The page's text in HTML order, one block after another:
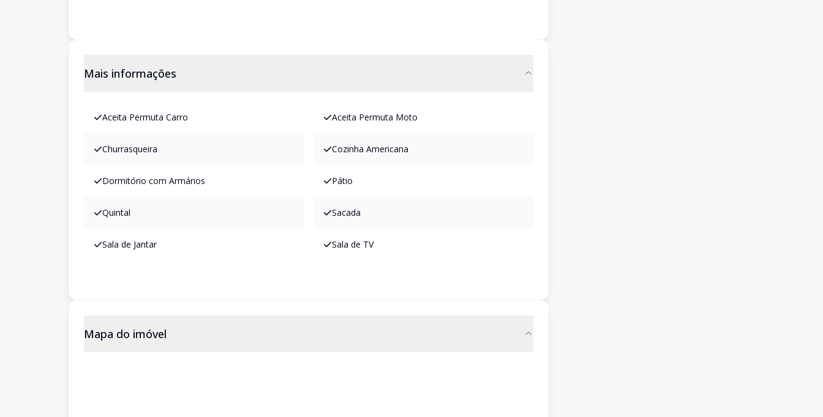
Mais informações
Aceita Permuta Carro Aceita Permuta Moto
Churrasqueira Cozinha Americana
Dormitório com Armários Pátio
Quintal Sacada
Sala de Jantar Sala de TV
Mapa do imóvel